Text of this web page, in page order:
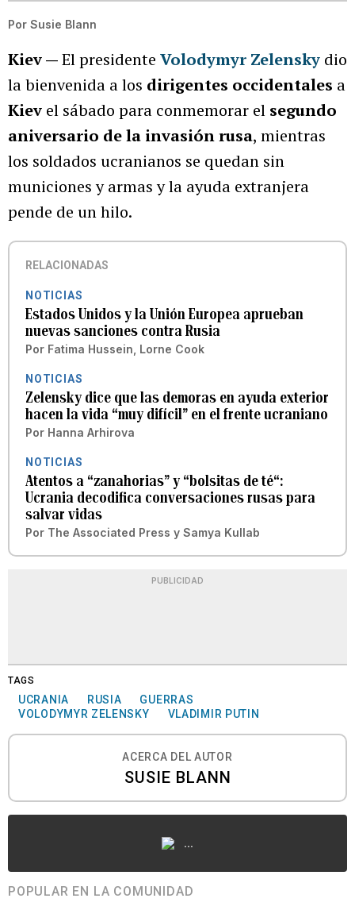
Por Susie Blann
Kiev —El presidente Volodymyr Zelensky dio
la bienvenida a los dirigentes occidentales a
Kiev el sábado para conmemorar el segundo
aniversario de la invasión rusa, mientras
los soldados ucranianos se quedan sin
municiones y armas y la ayuda extranjera
pende de un hilo.
RELACIONADAS
NOTICIAS
Estados Unidos y la Unión Europea aprueban
nuevas sanciones contra Rusia
Por Fatima Hussein, Lorne Cook
NOTICIAS
Zelensky dice que las demoras en ayuda exterior
hacen la vida “muy difícil” en el frente ucraniano
Por Hanna Arhirova
NOTICIAS
Atentos a “zanahorias” y “bolsitas de té“:
Ucrania decodifica conversaciones rusas para
salvar vidas
Por The Associated Press y Samya Kullab
PUBLICIDAD
TAGS
UCRANIA RUSIA
GUERRAS
VOLODYMYR ZELENSKY
VLADIMIR PUTIN
ACERCA DEL AUTOR
SUSIE BLANN
...
POPULAR EN LA COMUNIDAD